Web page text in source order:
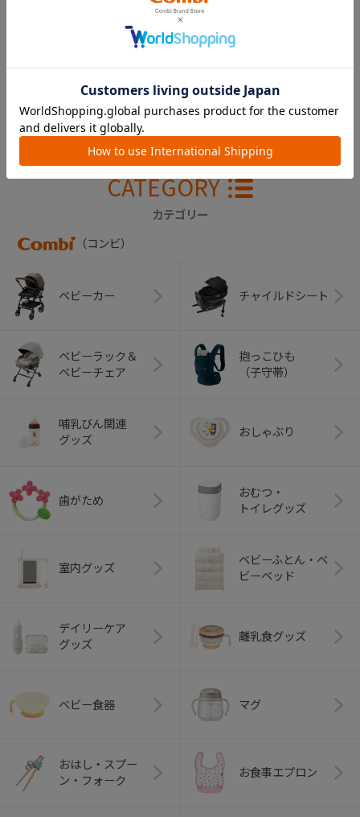
￥14,300
CATEGORY
カテゴリー
（コンビ）
ベビーカー チャイルドシート
ベビーラック＆
ベビーチェア
抱っこひも
（子守帯）
哺乳びん関連
グッズ
おしゃぶり
歯がため
おむつ・
トイレグッズ
室内グッズ
ベビーふとん・ベ
ビーベッド
デイリーケア
グッズ
離乳食グッズ
ベビー食器 マグ
おはし・スプー
ン・フォーク
お食事エプロン